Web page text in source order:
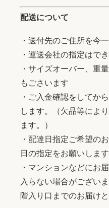
配送について
・送付先のご住所を今
・運送会社の指定はで
・サイズオーバー、重
もごさいます
・ご入金確認をしてか
します。（欠品等によ
ます。）
・配達日指定ご希望の
日の指定をお願いします
・マンションなどにお
入らない場合がござい
階入り口までのお届けと